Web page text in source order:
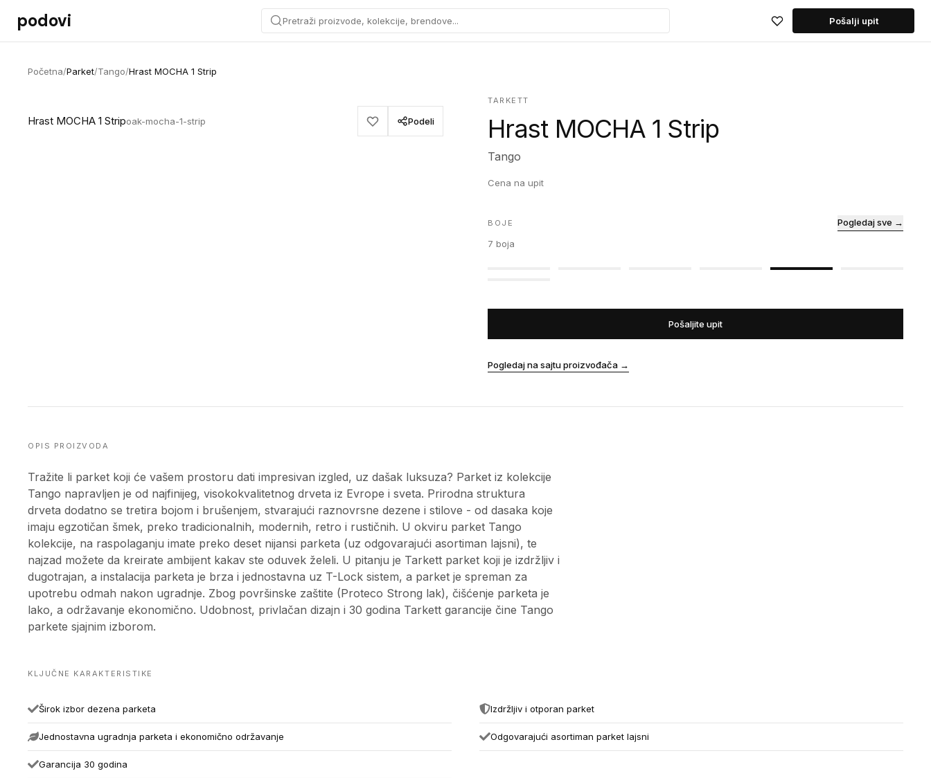
Preskoči na sadržaj
podovi Pretraži proizvode, kolekcije, brendove... Pošalji upit
Početna/Parket/Tango/Hrast MOCHA 1 Strip
Hrast MOCHA 1 Stripoak-mocha-1-strip Podeli
TARKETT
Hrast MOCHA 1 Strip
Tango
Cena na upit
BOJE
7 boja
Pogledaj sve →
Pošaljite upit
Pogledaj na sajtu proizvođača →
OPIS PROIZVODA
Tražite li parket koji će vašem prostoru dati impresivan izgled, uz dašak luksuza? Parket iz kolekcije
Tango napravljen je od najfinijeg, visokokvalitetnog drveta iz Evrope i sveta. Prirodna struktura
drveta dodatno se tretira bojom i brušenjem, stvarajući raznovrsne dezene i stilove - od dasaka koje
imaju egzotičan šmek, preko tradicionalnih, modernih, retro i rustičnih. U okviru parket Tango
kolekcije, na raspolaganju imate preko deset nijansi parketa (uz odgovarajući asortiman lajsni), te
najzad možete da kreirate ambijent kakav ste oduvek želeli. U pitanju je Tarkett parket koji je izdržljiv i
dugotrajan, a instalacija parketa je brza i jednostavna uz T-Lock sistem, a parket je spreman za
upotrebu odmah nakon ugradnje. Zbog površinske zaštite (Proteco Strong lak), čišćenje parketa je
lako, a održavanje ekonomično. Udobnost, privlačan dizajn i 30 godina Tarkett garancije čine Tango
parkete sjajnim izborom.
KLJUČNE KARAKTERISTIKE
Širok izbor dezena parketa Izdržljiv i otporan parket
Jednostavna ugradnja parketa i ekonomično održavanje Odgovarajući asortiman parket lajsni
Garancija 30 godina